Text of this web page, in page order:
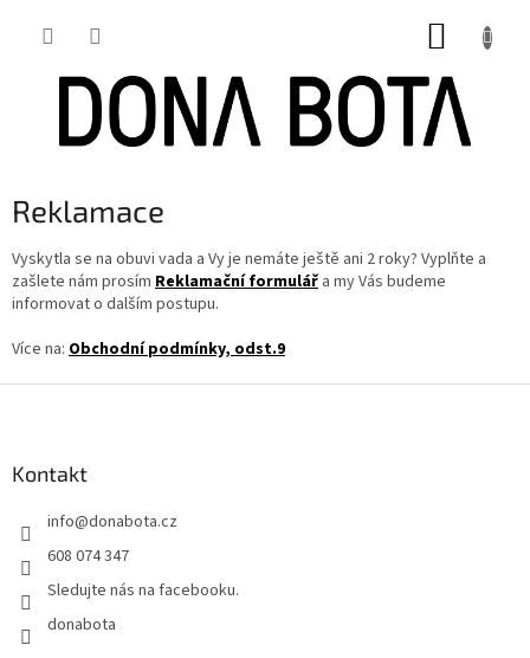
Reklamace
Vyskytla se na obuvi vada a Vy je nemáte ještě ani 2 roky? Vyplňte a
zašlete nám prosím Reklamační formulářa my Vás budeme
informovat o dalším postupu.
Více na: Obchodní podmínky, odst.9
Kontakt
info@donabota.cz
608 074 347
Sledujte nás na facebooku.
donabota